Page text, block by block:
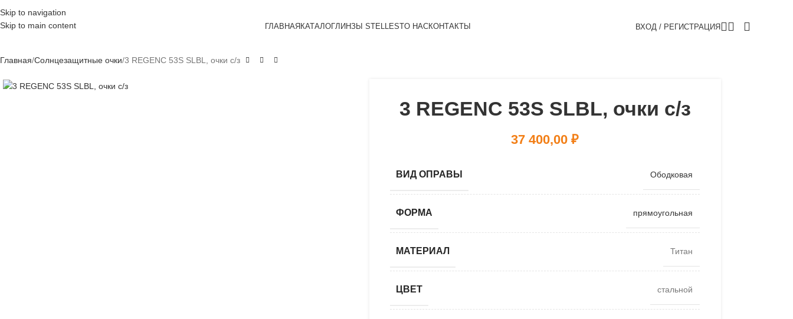
Skip to navigation
Skip to main content
ГЛАВНАЯ КАТАЛОГЛИНЗЫ STELLESTО НАСКОНТАКТЫ ВХОД / РЕГИСТРАЦИЯ
Главная Солнцезащитные очки 3 REGENC 53S SLBL, очки с/з
3 REGENC 53S SLBL, очки с/з
37 400,00₽
ВИД ОПРАВЫ Ободковая
ФОРМА прямоугольная
МАТЕРИАЛ Титан
ЦВЕТ стальной